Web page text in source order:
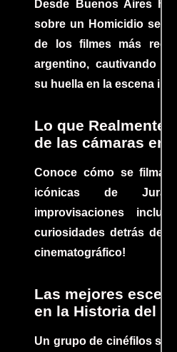
Desde Buenos Aires
sobre un Homicidio se
de los filmes más
argentino, cautivando
su huella en la escena
Lo que Realmente
de las cámaras en
Conoce cómo se
icónicas de
improvisaciones
curiosidades detrás del
cinematográfico!
Las mejores
en la Historia del
Un grupo de cinéfilos se